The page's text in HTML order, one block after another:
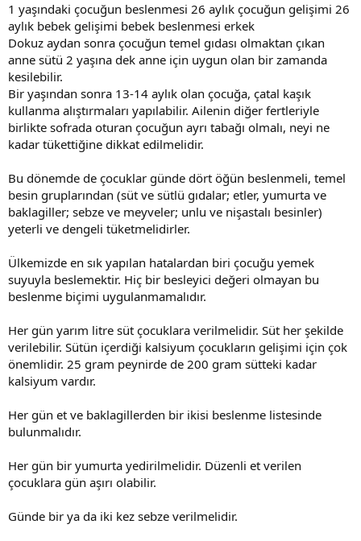
l
a
t
a
n
a
r
i
h
1 yaşındaki çocuğun beslenmesi 26 aylık çocuğun gelişimi 26
aylık bebek gelişimi bebek beslenmesi erkek
Dokuz aydan sonra çocuğun temel gıdası olmaktan çıkan
anne sütü 2 yaşına dek anne için uygun olan bir zamanda
kesilebilir.
Bir yaşından sonra 13-14 aylık olan çocuğa, çatal kaşık
kullanma alıştırmaları yapılabilir. Ailenin diğer fertleriyle
birlikte sofrada oturan çocuğun ayrı tabağı olmalı, neyi ne
kadar tükettiğine dikkat edilmelidir.
Bu dönemde de çocuklar günde dört öğün beslenmeli, temel
besin gruplarından (süt ve sütlü gıdalar; etler, yumurta ve
baklagiller; sebze ve meyveler; unlu ve nişastalı besinler)
yeterli ve dengeli tüketmelidirler.
Ülkemizde en sık yapılan hatalardan biri çocuğu yemek
suyuyla beslemektir. Hiç bir besleyici değeri olmayan bu
beslenme biçimi uygulanmamalıdır.
Her gün yarım litre süt çocuklara verilmelidir. Süt her şekilde
verilebilir. Sütün içerdiği kalsiyum çocukların gelişimi için çok
önemlidir. 25 gram peynirde de 200 gram sütteki kadar
kalsiyum vardır.
Her gün et ve baklagillerden bir ikisi beslenme listesinde
bulunmalıdır.
Her gün bir yumurta yedirilmelidir. Düzenli et verilen
çocuklara gün aşırı olabilir.
Günde bir ya da iki kez sebze verilmelidir.